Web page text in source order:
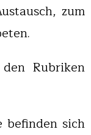
zum
Rubriken
befinden sich